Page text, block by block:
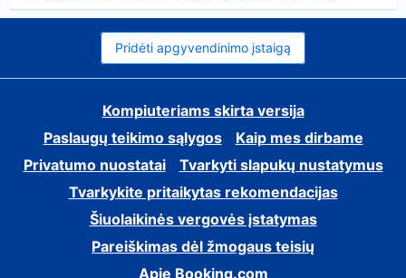
Pridėti apgyvendinimo įstaigą
Kompiuteriams skirta versija
Paslaugų teikimo sąlygos
Kaip mes dirbame
Privatumo nuostatai
Tvarkyti slapukų nustatymus
Tvarkykite pritaikytas rekomendacijas
Šiuolaikinės vergovės įstatymas
Pareiškimas dėl žmogaus teisių
Apie Booking.com